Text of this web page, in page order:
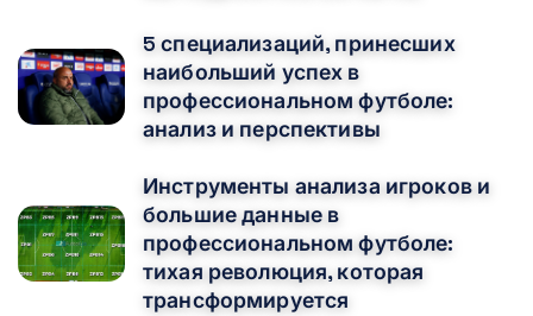
5 специализаций, принесших
наибольший успех в
профессиональном футболе:
анализ и перспективы
Инструменты анализа игроков и
большие данные в
профессиональном футболе:
тихая революция, которая
трансформируется